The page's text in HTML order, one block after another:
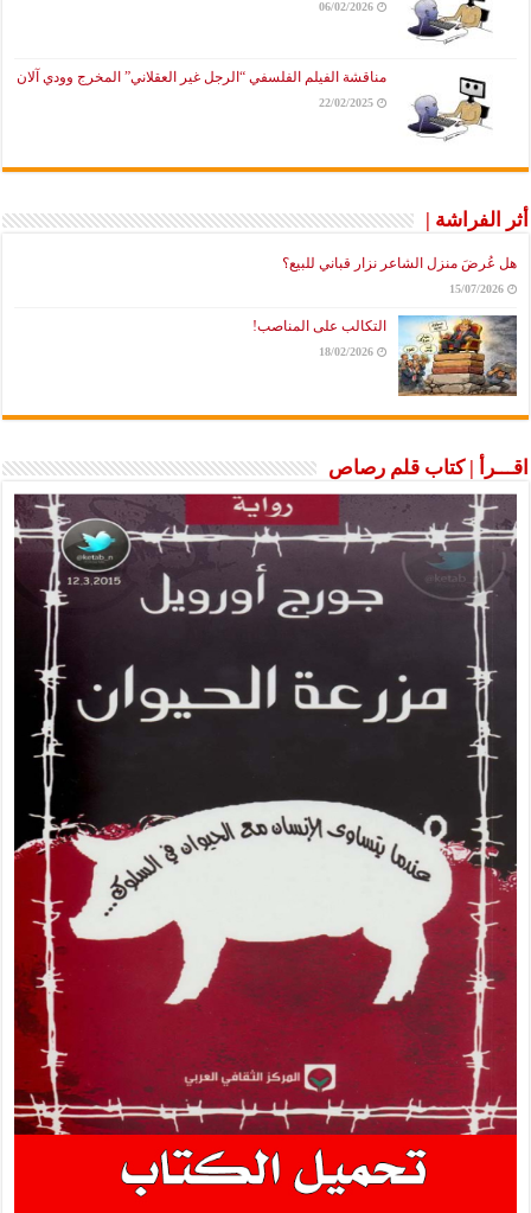
06/02/2026
مناقشة الفيلم الفلسفي “الرجل غير العقلاني” المخرج وودي آلان
22/02/2025
أثر الفراشة |
هل عُرضَ منزل الشاعر نزار قباني للبيع؟
15/07/2026
التكالب على المناصب!
18/02/2026
اقـــرأ | كتاب قلم رصاص